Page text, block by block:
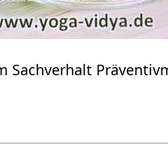
Sachverhalt